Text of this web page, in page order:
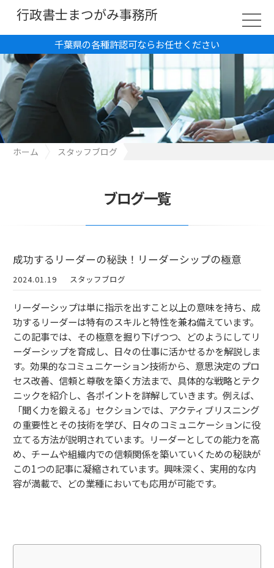
千葉県の各種許認可ならお任せください
行政書士まつがみ事務所
ホーム
スタッフブログ
ブログ一覧
成功するリーダーの秘訣！リーダーシップの極意
2024.01.19 スタッフブログ
リーダーシップは単に指示を出すこと以上の意味を持ち、成
功するリーダーは特有のスキルと特性を兼ね備えています。
この記事では、その極意を掘り下げつつ、どのようにしてリ
ーダーシップを育成し、日々の仕事に活かせるかを解説しま
す。効果的なコミュニケーション技術から、意思決定のプロ
セス改善、信頼と尊敬を築く方法まで、具体的な戦略とテク
ニックを紹介し、各ポイントを詳解していきます。例えば、
「聞く力を鍛える」セクションでは、アクティブリスニング
の重要性とその技術を学び、日々のコミュニケーションに役
立てる方法が説明されています。リーダーとしての能力を高
め、チームや組織内での信頼関係を築いていくための秘訣が
この1つの記事に凝縮されています。興味深く、実用的な内
容が満載で、どの業種においても応用が可能です。